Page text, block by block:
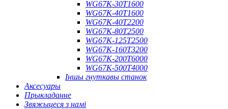
WG67K-30T1600
WG67K-40T1600
WG67K-40T2200
WG67K-80T2500
WG67K-125T2500
WG67K-160T3200
WG67K-200T6000
WG67K-500T4000
Іншы гнуткавы станок
Аксесуары
Прыкладанне
Звяжыцеся з намі